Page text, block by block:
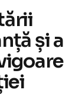
și a